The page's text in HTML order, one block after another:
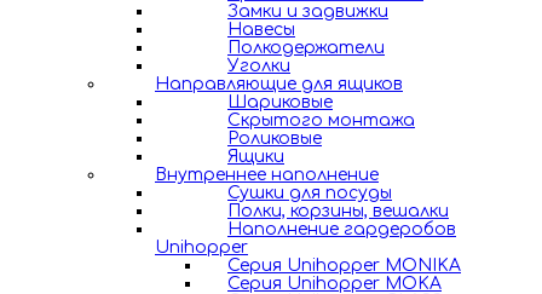
Замки и задвижки
Навесы
Полкодержатели
Уголки
Направляющие для ящиков
Шариковые
Скрытого монтажа
Роликовые
Ящики
Внутреннее наполнение
Сушки для посуды
Полки, корзины, вешалки
Наполнение гардеробов
Unihopper
Серия Unihopper MONIKA
Серия Unihopper MOKA